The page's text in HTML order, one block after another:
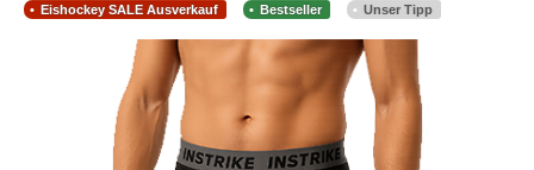
Eishockey SALE Ausverkauf Bestseller Unser Tipp